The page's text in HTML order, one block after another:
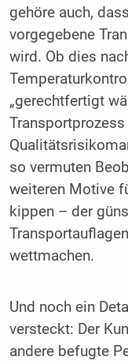
gehöre auch,
vorgegebene
wird. Ob dies
„gerechtfertigt
so vermuten
weiteren Motive
kippen – der
wettmachen.
Und noch ein
versteckt: Der
andere befugte